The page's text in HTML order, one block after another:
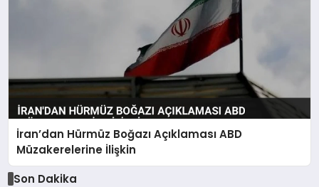
İran’dan Hürmüz Boğazı Açıklaması ABD
Müzakerelerine İlişkin
Son Dakika